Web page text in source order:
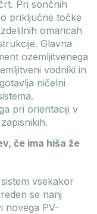
Pri sončnih
priključne točke
omaricah
Glavna
ozemljitvenega
vodniki in
ničelni
pri orientaciji v
če ima hiša že
vsekakor
se nanj
novega PV-